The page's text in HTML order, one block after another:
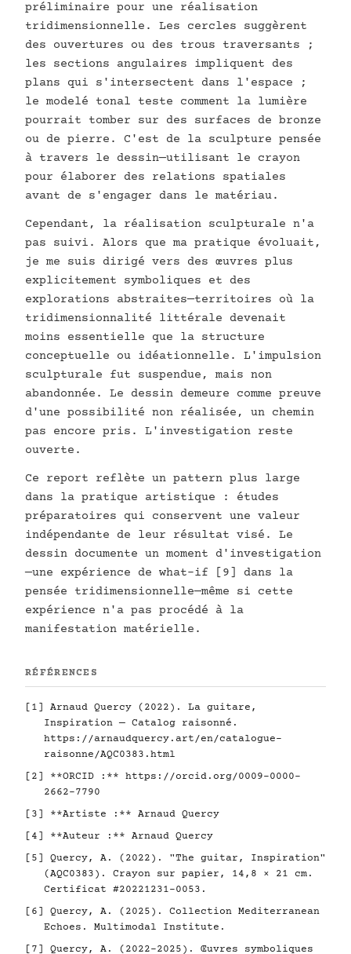
préliminaire pour une réalisation
tridimensionnelle. Les cercles suggèrent
des ouvertures ou des trous traversants ;
les sections angulaires impliquent des
plans qui s'intersectent dans l'espace ;
le modelé tonal teste comment la lumière
pourrait tomber sur des surfaces de bronze
ou de pierre. C'est de la sculpture pensée
à travers le dessin—utilisant le crayon
pour élaborer des relations spatiales
avant de s'engager dans le matériau.
Cependant, la réalisation sculpturale n'a
pas suivi. Alors que ma pratique évoluait,
je me suis dirigé vers des œuvres plus
explicitement symboliques et des
explorations abstraites—territoires où la
tridimensionnalité littérale devenait
moins essentielle que la structure
conceptuelle ou idéationnelle. L'impulsion
sculpturale fut suspendue, mais non
abandonnée. Le dessin demeure comme preuve
d'une possibilité non réalisée, un chemin
pas encore pris. L'investigation reste
ouverte.
Ce report reflète un pattern plus large
dans la pratique artistique : études
préparatoires qui conservent une valeur
indépendante de leur résultat visé. Le
dessin documente un moment d'investigation
—une expérience de what-if [9] dans la
pensée tridimensionnelle—même si cette
expérience n'a pas procédé à la
manifestation matérielle.
RÉFÉRENCES
[1] Arnaud Quercy (2022). La guitare,
Inspiration — Catalog raisonné.
https://arnaudquercy.art/en/catalogue-
raisonne/AQC0383.html
[2] **ORCID :** https://orcid.org/0009-0000-
2662-7790
[3] **Artiste :** Arnaud Quercy
[4] **Auteur :** Arnaud Quercy
[5] Quercy, A. (2022). "The guitar, Inspiration"
(AQC0383). Crayon sur papier, 14,8 × 21 cm.
Certificat #20221231-0053.
[6] Quercy, A. (2025). Collection Mediterranean
Echoes. Multimodal Institute.
[7] Quercy, A. (2022-2025). Œuvres symboliques